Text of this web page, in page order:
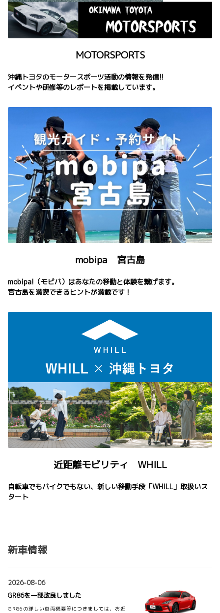
MOTORSPORTS
沖縄トヨタのモータースポーツ活動の情報を発信!!
イベントや研修等のレポートを掲載しています。
mobipa 宮古島
mobipa!（モビパ）はあなたの移動と体験を繋げます。
宮古島を満喫できるヒントが満載です！
近距離モビリティ WHILL
自転車でもバイクでもない、新しい移動手段「WHILL」取扱いス
タート
新車情報
2026-08-06
GR86を一部改良しました
GR86の詳しい車両概要等につきましては、お近